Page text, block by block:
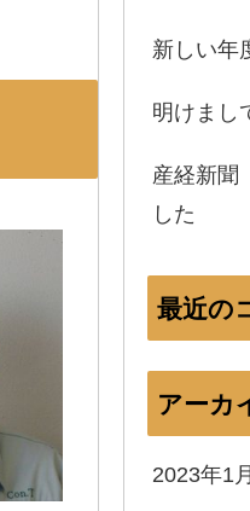
新しい年
明けまし
産経新聞
した
最近の
アーカ
2023年1月